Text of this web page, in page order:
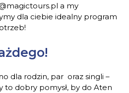
a my
dla ciebie idealny program
dla rodzin, par oraz singli –
to dobry pomysł, by do Aten